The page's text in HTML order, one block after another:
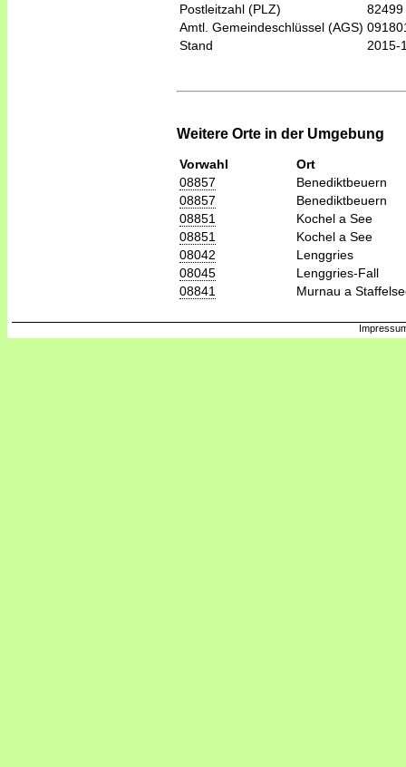
Postleitzahl (PLZ)
82499
Amtl. Gemeindeschlüssel (AGS)
Stand
2015-
Weitere Orte in der Umgebung
Vorwahl
Ort
08857
Benediktbeuern
08857
Benediktbeuern
08851
Kochel a See
08851
Kochel a See
08042
Lenggries
08045
Lenggries-Fall
08841
Murnau a